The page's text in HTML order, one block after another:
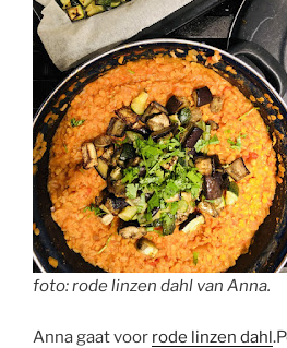
foto: rode linzen dahl van Anna.
Anna gaat voor rode linzen dahl